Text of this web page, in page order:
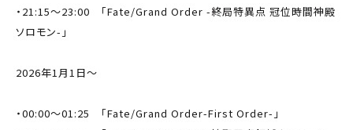
・21:15～23:00 「Fate/Grand Order -終局特異点 冠位時間神殿
ソロモン-」
2026年1月1日～
・00:00～01:25 「Fate/Grand Order-First Order-」